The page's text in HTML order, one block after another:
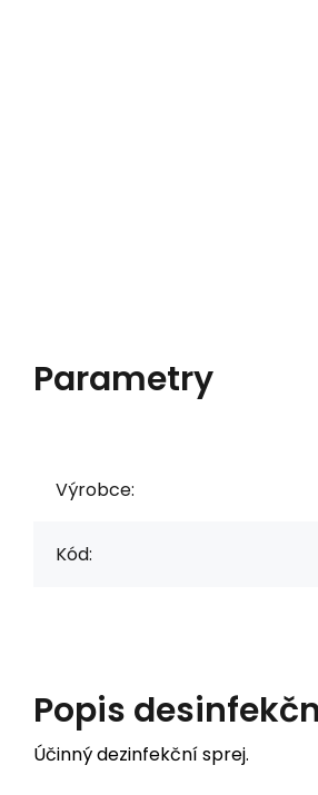
Parametry
Výrobce:
Kód:
Popis
Účinný dezinfekční sprej.